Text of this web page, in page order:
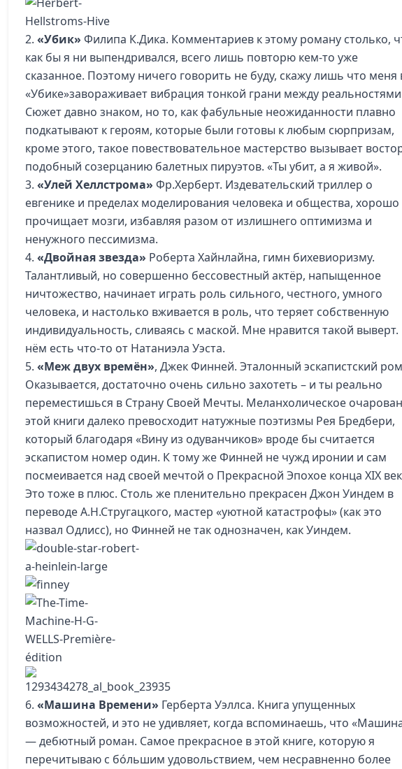
2. «Убик» Филипа К.Дика. Комментариев к этому роману столько,
как бы я ни выпендривался, всего лишь повторю кем-то уже
сказанное. Поэтому ничего говорить не буду, скажу лишь что меня
«Убике»завораживает вибрация тонкой грани между
Сюжет давно знаком, но то, как фабульные неожиданности плавно
подкатывают к героям, которые были готовы к любым сюрпризам,
кроме этого, такое повествовательное мастерство вызывает
подобный созерцанию балетных пируэтов. «Ты убит, а я живой».
3. «Улей Хеллстрома» Фр.Херберт. Издевательский триллер о
евгенике и пределах моделирования человека и общества, хорошо
прочищает мозги, избавляя разом от излишнего оптимизма и
ненужного пессимизма.
4. «Двойная звезда» Роберта Хайнлайна, гимн бихевиоризму.
Талантливый, но совершенно бессовестный актёр, напыщенное
ничтожество, начинает играть роль сильного, честного, умного
человека, и настолько вживается в роль, что теряет собственную
индивидуальность, сливаясь с маской. Мне нравится такой выверт.
нём есть что-то от Натаниэла Уэста.
5. «Меж двух времён», Джек Финней. Эталонный эскапистский
Оказывается, достаточно очень сильно захотеть – и ты реально
переместишься в Страну Своей Мечты. Меланхолическое
этой книги далеко превосходит натужные поэтизмы Рея Бредбери,
который благодаря «Вину из одуванчиков» вроде бы считается
эскапистом номер один. К тому же Финней не чужд иронии и сам
посмеивается над своей мечтой о Прекрасной Эпохое конца XIX
Это тоже в плюс. Столь же пленительно прекрасен Джон Уиндем в
переводе А.Н.Стругацкого, мастер «уютной катастрофы» (как это
назвал Одлисс), но Финней не так однозначен, как Уиндем.
6. «Машина Времени» Герберта Уэллса. Книга упущенных
возможностей, и это не удивляет, когда вспоминаешь, что
— дебютный роман. Самое прекрасное в этой книге, которую я
перечитываю с бóльшим удовольствием, чем несравненно более